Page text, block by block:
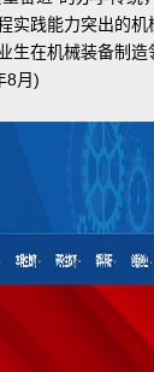
实践能力突出的机
生在机械装备制造
8月)